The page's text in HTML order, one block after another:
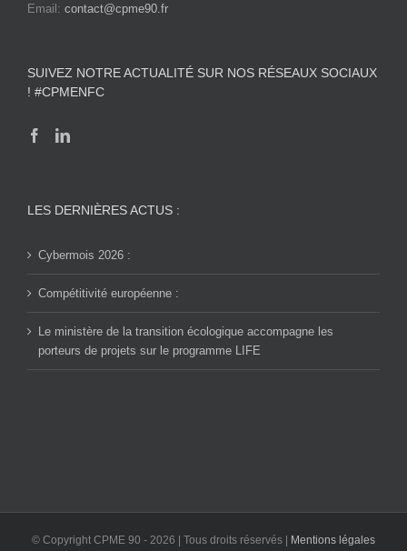
Email: contact@cpme90.fr
SUIVEZ NOTRE ACTUALITÉ SUR NOS RÉSEAUX SOCIAUX
! #CPMENFC
LES DERNIÈRES ACTUS :
Cybermois 2026 :
Compétitivité européenne :
Le ministère de la transition écologique accompagne les
porteurs de projets sur le programme LIFE
© Copyright CPME 90 - 2026 | Tous droits réservés | Mentions légales